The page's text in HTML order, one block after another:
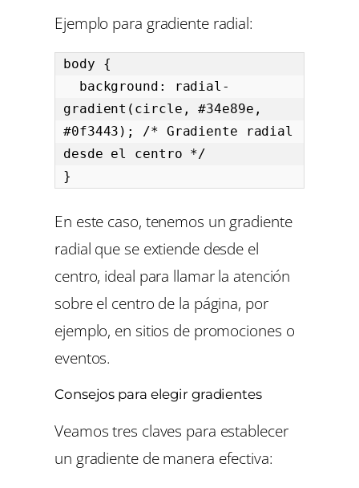
Ejemplo para gradiente radial:
body {
gradient(circle, #34e89e,
#0f3443); /* Gradiente radial
desde el centro */
}
En este caso, tenemos un gradiente
radial que se extiende desde el
centro, ideal para llamar la atención
sobre el centro de la página, por
ejemplo, en sitios de promociones o
eventos.
Consejos para elegir gradientes
Veamos tres claves para establecer
un gradiente de manera efectiva: